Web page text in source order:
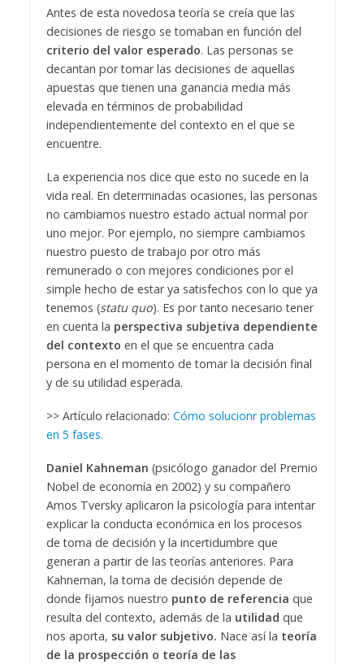
Antes de esta novedosa teoría se creía que las
decisiones de riesgo se tomaban en función del
criterio del valor esperado. Las personas se
decantan por tomar las decisiones de aquellas
apuestas que tienen una ganancia media más
elevada en términos de probabilidad
independientemente del contexto en el que se
encuentre.
La experiencia nos dice que esto no sucede en la
vida real. En determinadas ocasiones, las personas
no cambiamos nuestro estado actual normal por
uno mejor. Por ejemplo, no siempre cambiamos
nuestro puesto de trabajo por otro más
remunerado o con mejores condiciones por el
simple hecho de estar ya satisfechos con lo que ya
tenemos (statu quo). Es por tanto necesario tener
en cuenta la perspectiva subjetiva dependiente
del contexto en el que se encuentra cada
persona en el momento de tomar la decisión final
y de su utilidad esperada.
>> Artículo relacionado: Cómo solucionr problemas
en 5 fases.
Daniel Kahneman (psicólogo ganador del Premio
Nobel de economía en 2002) y su compañero
Amos Tversky aplicaron la psicología para intentar
explicar la conducta económica en los procesos
de toma de decisión y la incertidumbre que
generan a partir de las teorías anteriores. Para
Kahneman, la toma de decisión depende de
donde fijamos nuestro punto de referencia que
resulta del contexto, además de la utilidad que
nos aporta, su valor subjetivo. Nace así la teoría
de la prospección o teoría de las